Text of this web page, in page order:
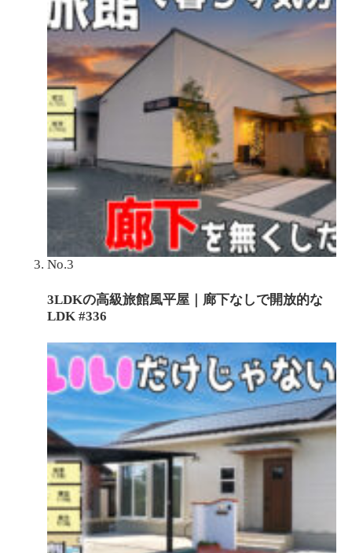
No.3
3LDKの高級旅館風平屋｜廊下なしで開放的な
LDK #336